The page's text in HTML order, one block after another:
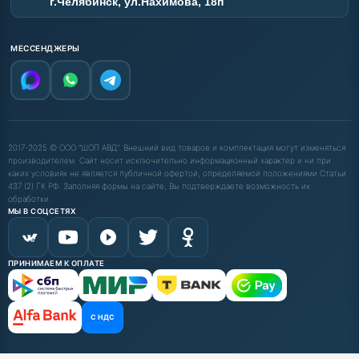
МЕССЕНДЖЕРЫ
2017-2025 © ООО "ШОП АВД". Внешний вид товаров и комплектация могут изменяться
производителем. Сайт носит исключительно информационный характер и ни при
каких условиях не является публичной офертой, определяемой положениями Статьи
437 (2) ГК РФ. Заполняя формы на сайте, Вы подтверждаете возможность их
обработки.
МЫ В СОЦСЕТЯХ
ПРИНИМАЕМ К ОПЛАТЕ
С НДС